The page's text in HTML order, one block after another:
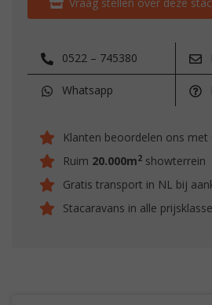
0522 – 745380
Whatsapp
Klanten beoordelen ons met
Ruim 20.000m2 showterrein
Gratis transport in NL bij
Stacaravans in alle